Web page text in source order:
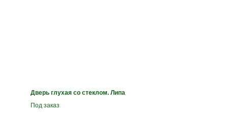
Дверь глухая со стеклом. Липа
Под заказ